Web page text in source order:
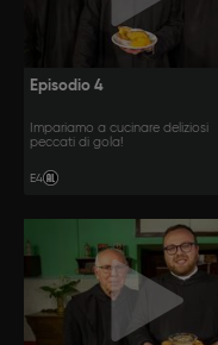
Episodio 4
Impariamo a cucinare deliziosi
peccati di gola!
E4